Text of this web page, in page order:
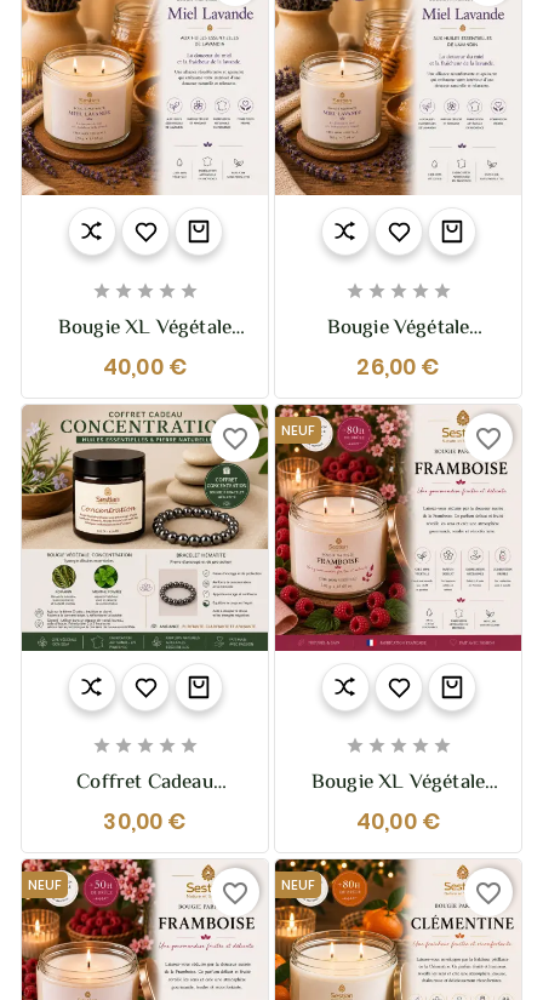
    
Bougie XL Végétale
Parfumée Miel Lavande
– 370g – 2 Mèches
40,00 €
    
Bougie Végétale
Parfumée Miel Lavande
– 210g – Douce Et
Relaxante
26,00 €
    
Coffret Cadeau
Concentration –
Bougie & Bracelet
Hématite
30,00 €
favorite_border NEUF
    
Bougie XL Végétale
Parfumée Framboise –
370g – 2 Mèches
40,00 €
favorite_border
NEUF favorite_border NEUF favorite_border